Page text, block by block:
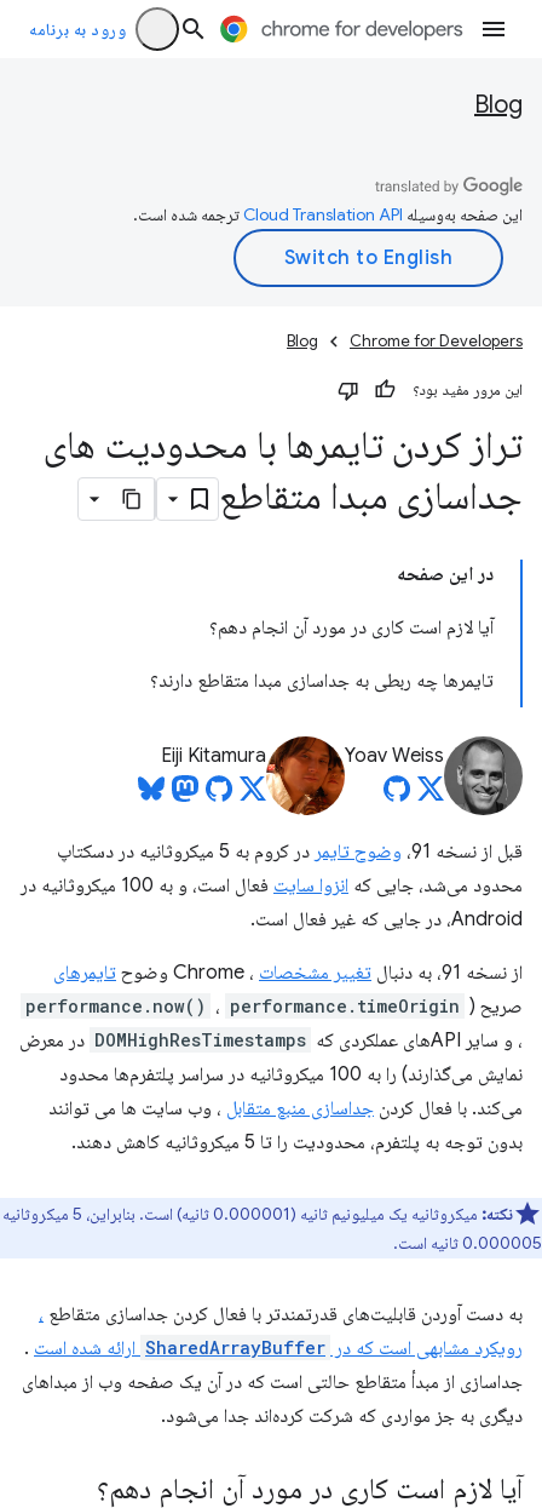
ورود به برنامه
Blog
این صفحه به‌وسیله ترجمه شده است.
Chrome for Developers
Blog
این مرور مفید بود؟
تراز کردن تایمرها با محدودیت های
جداسازی مبدا متقاطع
در این صفحه
آیا لازم است کاری در مورد آن انجام دهم؟
تایمرها چه ربطی به جداسازی مبدا متقاطع دارند؟
Yoav Weiss
Eiji Kitamura
قبل از نسخه 91، وضوح تایمر
در کروم به 5 میکروثانیه در دسکتاپ
محدود می‌شد، جایی که انزوا سایت
فعال است، و به 100 میکروثانیه در
Android، در جایی که غیر فعال است.
از نسخه 91، به دنبال تغییر مشخصات ، Chrome وضوح
تایمرهای
صریح (
performance.now() ، performance.timeOrigin
، و سایر APIهای عملکردی که DOMHighResTimestamps در معرض
نمایش می‌گذارند) را به 100 میکروثانیه در سراسر پلتفرم‌ها محدود
می‌کند. با فعال کردن جداسازی منبع متقابل ، وب سایت ها می توانند
بدون توجه به پلتفرم، محدودیت را تا 5 میکروثانیه کاهش دهند.
نکته:
میکروثانیه یک میلیونیم ثانیه (0.000001 ثانیه) است. بنابراین، 5 میکروثانیه
0.000005 ثانیه است.
به دست آوردن قابلیت‌های قدرتمندتر با فعال کردن جداسازی متقاطع ،
رویکرد مشابهی است که در SharedArrayBuffer ارائه شده است .
جداسازی از مبدأ متقاطع حالتی است که در آن یک صفحه وب از مبداهای
دیگری به جز مواردی که شرکت کرده‌اند جدا می‌شود.
آیا لازم است کاری در مورد آن انجام دهم؟